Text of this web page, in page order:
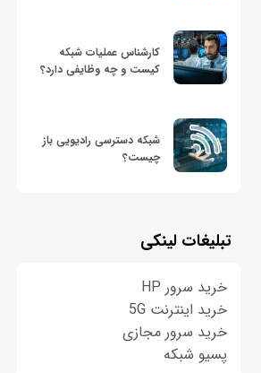
کارشناس عملیات شبکه
کیست و چه وظایفی دارد؟
شبکه دسترسی رادیویی باز
چیست؟
تبلیغات لینکی
خرید سرور HP
خرید اینترنت 5G
خرید سرور مجازی
پسیو شبکه